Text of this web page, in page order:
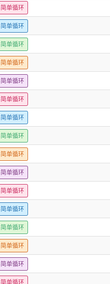
简单循环
简单循环
简单循环
简单循环
简单循环
简单循环
简单循环
简单循环
简单循环
简单循环
简单循环
简单循环
简单循环
简单循环
简单循环
简单循环